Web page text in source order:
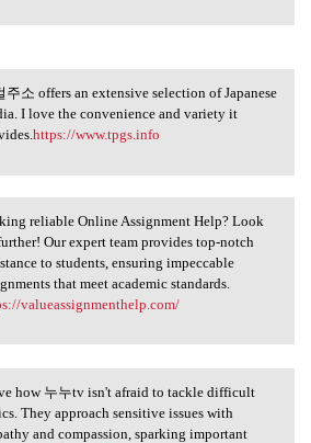
소 offers an extensive
주소 offers an extensive selection of Japanese
I love the convenience and variety it
https://www.tpgs.info
reliable Online
reliable Online Assignment Help? Look
Our expert team provides top-notch
to students, ensuring impeccable
that meet academic standards.
valueassignmenthelp.com/
how 누누tv isn't afraid
how 누누tv isn't afraid to tackle difficult
They approach sensitive issues with
and compassion, sparking important